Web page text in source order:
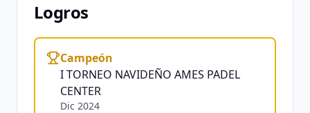
Logros
Campeón
I TORNEO NAVIDEÑO AMES PADEL
CENTER
Dic 2024